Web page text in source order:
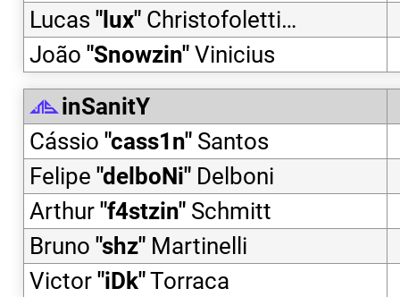
Lucas " lux" Christofoletti Meneghini
João "Snowzin" Vinicius
inSanitY
Cássio "cass1n" Santos
Felipe "delboNi" Delboni
Arthur "f4stzin" Schmitt
Bruno "shz" Martinelli
Victor "iDk"Torraca